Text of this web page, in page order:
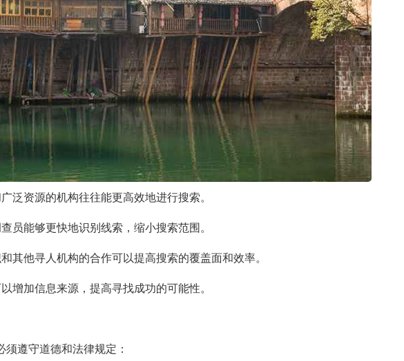
泛资源的机构往往能更高效地进行搜索。
员能够更快地识别线索，缩小搜索范围。
其他寻人机构的合作可以提高搜索的覆盖面和效率。
增加信息来源，提高寻找成功的可能性。
遵守道德和法律规定：